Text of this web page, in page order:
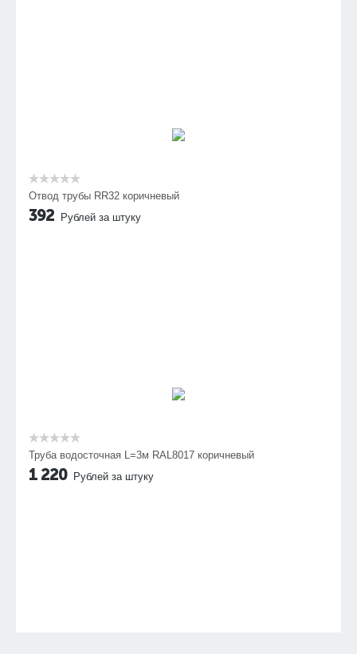
Отвод трубы RR32 коричневый
392 Рублей за штуку
Труба водосточная L=3м RAL8017 коричневый
1 220 Рублей за штуку